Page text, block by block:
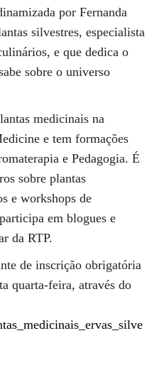
por Fernanda
silvestres, especialista
e que dedica o
sobre o universo
medicinais na
e tem formações
e Pedagogia. É
sobre plantas
e workshops de
em blogues e
da RTP.
de inscrição obrigatória
quarta-feira, através do